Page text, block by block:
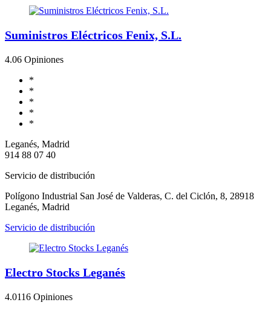
Suministros Eléctricos Fenix, S.L.
4.06 Opiniones
*
*
*
*
*
Leganés, Madrid
914 88 07 40
Servicio de distribución
Polígono Industrial San José de Valderas, C. del Ciclón, 8, 28918
Leganés, Madrid
Servicio de distribución
Electro Stocks Leganés
4.0116 Opiniones